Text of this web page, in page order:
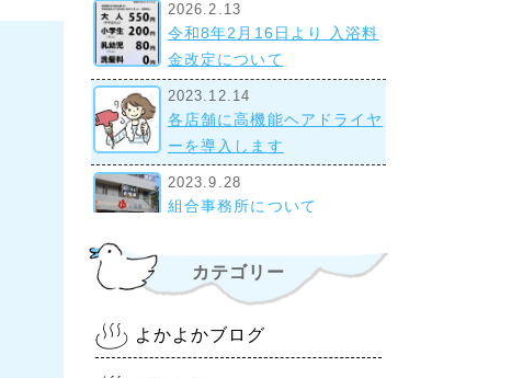
2026.2.13
令和8年2月16日より 入浴料
金改定について
2023.12.14
各店舗に高機能ヘアドライヤ
ーを導入します
2023.9.28
組合事務所について
2022.10.28
令和4年11月1日より 入浴料
2022.6.30
カテゴリー
よかよかブログ